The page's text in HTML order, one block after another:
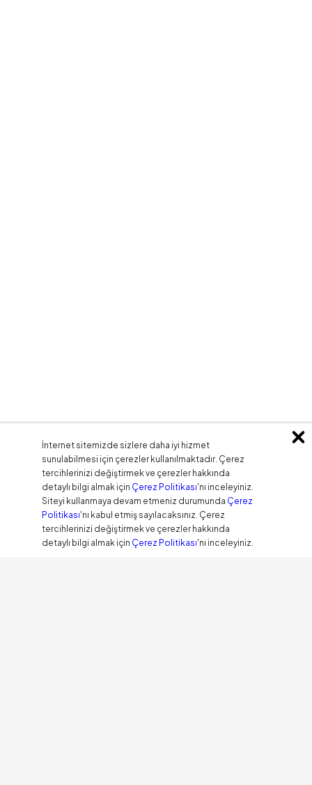
İnternet sitemizde sizlere daha iyi hizmet
sunulabilmesi için çerezler kullanılmaktadır. Çerez
tercihlerinizi değiştirmek ve çerezler hakkında
detaylı bilgi almak için Çerez Politikası'nı inceleyiniz.
Siteyi kullanmaya devam etmeniz durumunda Çerez
Politikası'nı kabul etmiş sayılacaksınız. Çerez
tercihlerinizi değiştirmek ve çerezler hakkında
detaylı bilgi almak için Çerez Politikası'nı inceleyiniz.